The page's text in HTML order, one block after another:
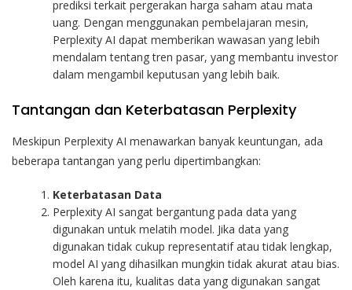
prediksi terkait pergerakan harga saham atau mata
uang. Dengan menggunakan pembelajaran mesin,
Perplexity AI dapat memberikan wawasan yang lebih
mendalam tentang tren pasar, yang membantu investor
dalam mengambil keputusan yang lebih baik.
Tantangan dan Keterbatasan Perplexity
Meskipun Perplexity AI menawarkan banyak keuntungan, ada
beberapa tantangan yang perlu dipertimbangkan:
Keterbatasan Data
Perplexity AI sangat bergantung pada data yang
digunakan untuk melatih model. Jika data yang
digunakan tidak cukup representatif atau tidak lengkap,
model AI yang dihasilkan mungkin tidak akurat atau bias.
Oleh karena itu, kualitas data yang digunakan sangat